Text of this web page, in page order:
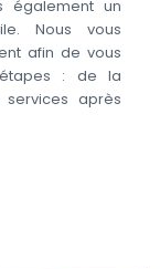
également un
Nous vous
afin de vous
étapes : de la
après